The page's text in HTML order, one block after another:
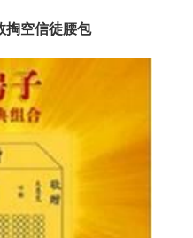
掏空信徒腰包